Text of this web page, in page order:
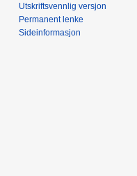
Utskriftsvennlig versjon
Permanent lenke
Sideinformasjon